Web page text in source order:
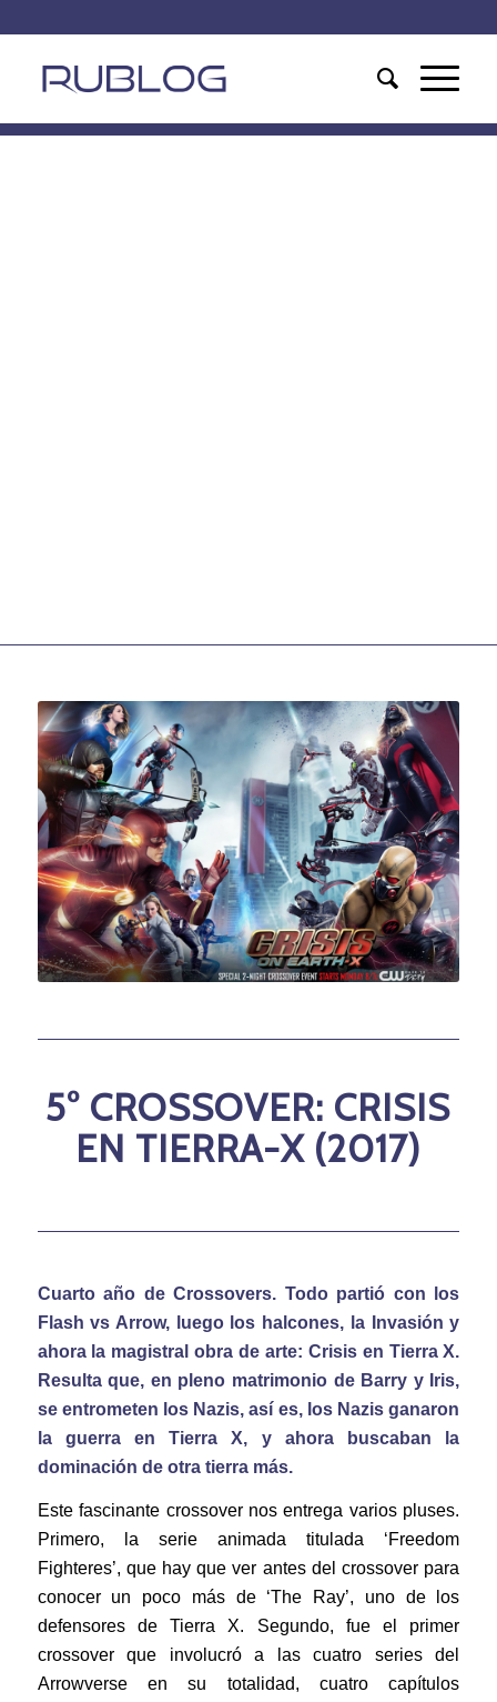
5° CROSSOVER: CRISIS
EN TIERRA-X (2017)
Cuarto año de Crossovers. Todo partió con los
Flash vs Arrow, luego los halcones, la Invasión y
ahora la magistral obra de arte: Crisis en Tierra X.
Resulta que, en pleno matrimonio de Barry y Iris,
se entrometen los Nazis, así es, los Nazis ganaron
la guerra en Tierra X, y ahora buscaban la
dominación de otra tierra más.
Este fascinante crossover nos entrega varios pluses.
Primero, la serie animada titulada ‘Freedom
Fighteres’, que hay que ver antes del crossover para
conocer un poco más de ‘The Ray’, uno de los
defensores de Tierra X. Segundo, fue el primer
crossover que involucró a las cuatro series del
Arrowverse en su totalidad, cuatro capítulos